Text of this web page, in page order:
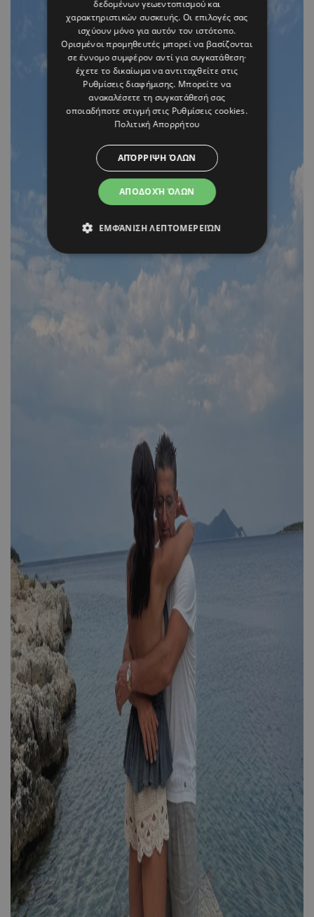
δεδομένων γεωεντοπισμού και
χαρακτηριστικών συσκευής. Οι επιλογές σας
ισχύουν μόνο για αυτόν τον ιστότοπο.
Ορισμένοι προμηθευτές μπορεί να βασίζονται
σε έννομο συμφέρον αντί για συγκατάθεση·
έχετε το δικαίωμα να αντιταχθείτε στις
Ρυθμίσεις διαφήμισης. Μπορείτε να
ανακαλέσετε τη συγκατάθεσή σας
οποιαδήποτε στιγμή στις Ρυθμίσεις cookies.
Πολιτική Απορρήτου
ΑΠΟΔΟΧΉ ΌΛΩΝ
ΑΠΌΡΡΙΨΗ ΌΛΩΝ
ΕΜΦΆΝΙΣΗ ΛΕΠΤΟΜΕΡΕΙΏΝ